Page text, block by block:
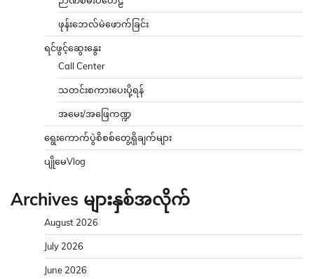
ဖုန်းဘေလ်မဲဖောက်ခြင်း
ရင်ဖွင့်ဆွေးနွေး
Call Center
သတင်းစကားပေးပို့ရန်
အမေး/အဖြေကဏ္ဍ
ရွေးကောက်ပွဲစိစစ်တွေ့ရှိချက်များ
ပျိုမေVlog
Archives များနှစ်အလိုက်
August 2026
July 2026
June 2026